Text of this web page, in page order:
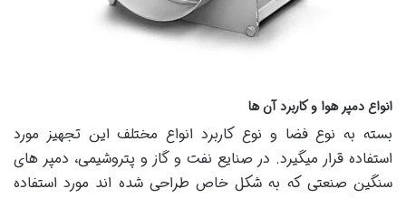
انواع دمپر هوا و کاربرد آن ها
بسته به نوع فضا و نوع کاربرد انواع مختلف این تجهیز مورد
استفاده قرار میگیرد. در صنایع نفت و گاز و پتروشیمی، دمپر های
سنگین صنعتی که به شکل خاص طراحی شده ‌اند مورد استفاده